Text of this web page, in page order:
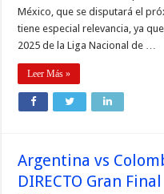
México, que se disputará el
tiene especial relevancia, ya
2025 de la Liga Nacional de …
Leer Más »
Argentina vs
DIRECTO Gran